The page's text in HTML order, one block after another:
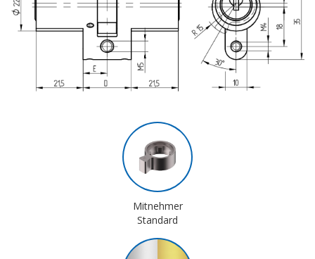
Mitnehmer
Standard